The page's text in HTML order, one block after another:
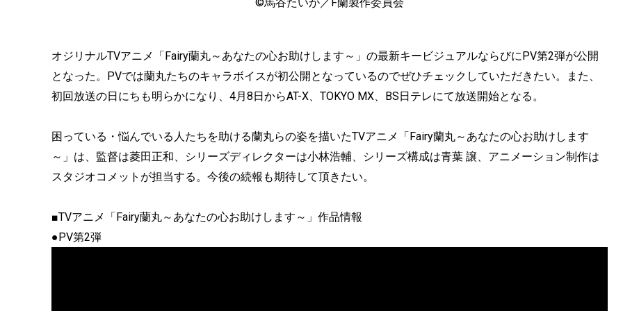
オジリナルTVアニメ「Fairy蘭丸～あなたの心お助けします～」の最新キービジュアルならびにPV第2弾が公開
となった。PVでは蘭丸たちのキャラボイスが初公開となっているのでぜひチェックしていただきたい。また、
初回放送の日にちも明らかになり、4月8日からAT-X、TOKYO MX、BS日テレにて放送開始となる。
困っている・悩んでいる人たちを助ける蘭丸らの姿を描いたTVアニメ「Fairy蘭丸～あなたの心お助けします
～」は、監督は菱田正和、シリーズディレクターは小林浩輔、シリーズ構成は青葉 譲、アニメーション制作は
スタジオコメットが担当する。今後の続報も期待して頂きたい。
■TVアニメ「Fairy蘭丸～あなたの心お助けします～」作品情報
●PV第2弾